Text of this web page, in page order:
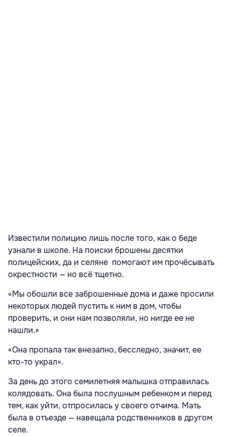
Известили полицию лишь после того, как о беде
узнали в школе. На поиски брошены десятки
полицейских, да и селяне помогают им прочёсывать
окрестности — но всё тщетно.
«Мы обошли все заброшенные дома и даже просили
некоторых людей пустить к ним в дом, чтобы
проверить, и они нам позволяли, но нигде ее не
нашли.»
«Она пропала так внезапно, бесследно, значит, ее
кто-то украл».
За день до этого семилетняя малышка отправилась
колядовать. Она была послушным ребенком и перед
тем, как уйти, отпросилась у своего отчима. Мать
была в отъезде — навещала родственников в другом
селе.